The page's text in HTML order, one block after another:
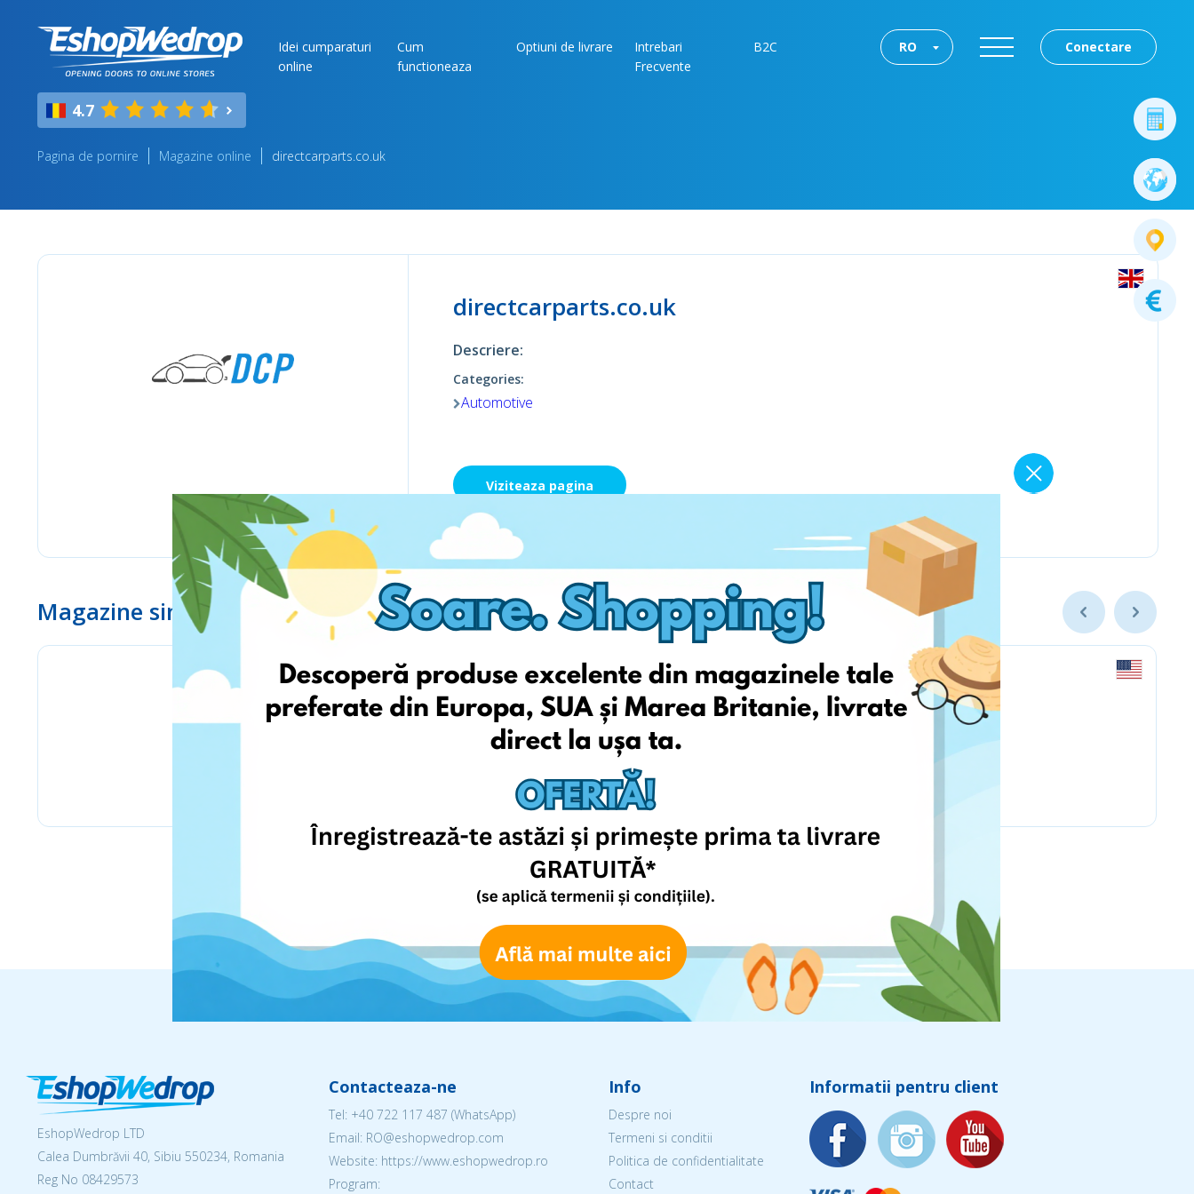
Idei cumparaturi
online
Cum
functioneaza
Optiuni de livrare
Intrebari
Frecvente
B2C Conectare
RO
4.7
Pagina de pornire Magazine online directcarparts.co.uk
directcarparts.co.uk
Descriere:
Categories:
Automotive
Viziteaza pagina
Magazine similare
EshopWedrop LTD
Calea Dumbrăvii 40, Sibiu 550234, Romania
Reg No 08429573
Contacteaza-ne
Tel: +40 722 117 487 (WhatsApp)
Email: RO@eshopwedrop.com
Website: https://www.eshopwedrop.ro
Program:
Info
Despre noi
Termeni si conditii
Politica de confidentialitate
Contact
Informatii pentru client